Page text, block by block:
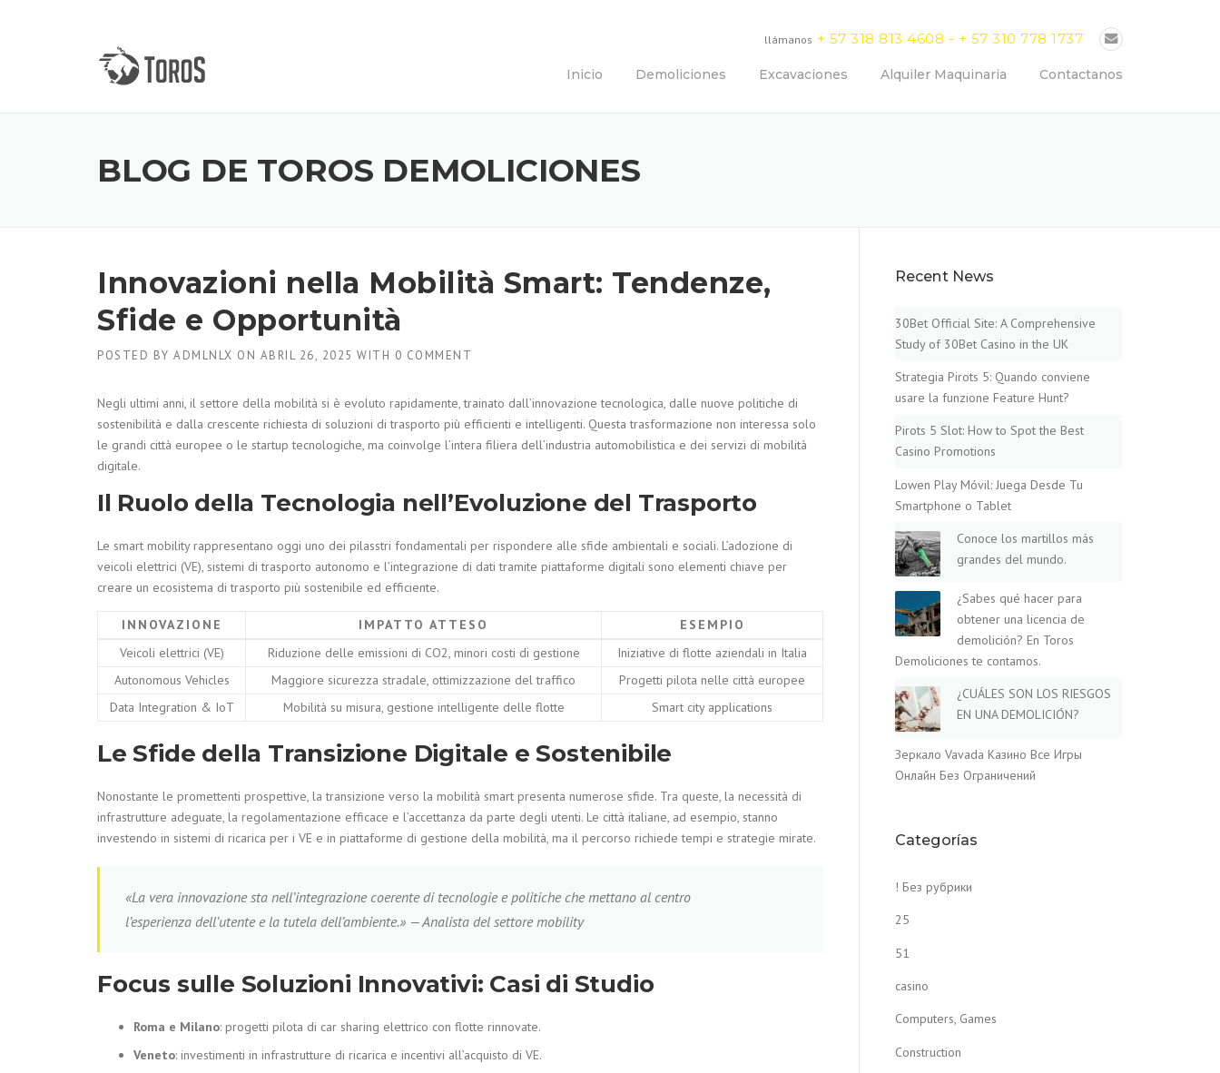
llámanos + 57 318 813 4608 - + 57 310 778 1737
Inicio Demoliciones Excavaciones Alquiler Maquinaria Contactanos
BLOG DE TOROS DEMOLICIONES
Innovazioni nella Mobilità Smart: Tendenze,
Sfide e Opportunità
POSTED BY ADMLNLX ON ABRIL 26, 2025 WITH 0 COMMENT
Negli ultimi anni, il settore della mobilità si è evoluto rapidamente, trainato dall’innovazione tecnologica, dalle nuove politiche di
sostenibilità e dalla crescente richiesta di soluzioni di trasporto più efficienti e intelligenti. Questa trasformazione non interessa solo
le grandi città europee o le startup tecnologiche, ma coinvolge l’intera filiera dell’industria automobilistica e dei servizi di mobilità
digitale.
Il Ruolo della Tecnologia nell’Evoluzione del Trasporto
Le smart mobility rappresentano oggi uno dei pilasstri fondamentali per rispondere alle sfide ambientali e sociali. L’adozione di
veicoli elettrici (VE), sistemi di trasporto autonomo e l’integrazione di dati tramite piattaforme digitali sono elementi chiave per
creare un ecosistema di trasporto più sostenibile ed efficiente.
INNOVAZIONE IMPATTO ATTESO
ESEMPIO
Veicoli elettrici (VE)
Riduzione delle emissioni di CO2, minori costi di gestione
Iniziative di flotte aziendali in Italia
Autonomous Vehicles
Maggiore sicurezza stradale, ottimizzazione del traffico
Progetti pilota nelle città europee
Data Integration & IoT
Mobilità su misura, gestione intelligente delle flotte Smart city applications
Le Sfide della Transizione Digitale e Sostenibile
Nonostante le promettenti prospettive, la transizione verso la mobilità smart presenta numerose sfide. Tra queste, la necessità di
infrastrutture adeguate, la regolamentazione efficace e l’accettanza da parte degli utenti. Le città italiane, ad esempio, stanno
investendo in sistemi di ricarica per i VE e in piattaforme di gestione della mobilità, ma il percorso richiede tempi e strategie mirate.
«La vera innovazione sta nell’integrazione coerente di tecnologie e politiche che mettano al centro
l’esperienza dell’utente e la tutela dell’ambiente.» —Analista del settore mobility
Focus sulle Soluzioni Innovativi: Casi di Studio
Roma e Milano: progetti pilota di car sharing elettrico con flotte rinnovate.
Veneto: investimenti in infrastrutture di ricarica e incentivi all’acquisto di VE.
Recent News
30Bet Official Site: A Comprehensive
Study of 30Bet Casino in the UK
Strategia Pirots 5: Quando conviene
usare la funzione Feature Hunt?
Pirots 5 Slot: How to Spot the Best
Casino Promotions
Lowen Play Móvil: Juega Desde Tu
Smartphone o Tablet
Conoce los martillos más
grandes del mundo.
¿Sabes qué hacer para
obtener una licencia de
demolición? En Toros
Demoliciones te contamos.
¿CUÁLES SON LOS RIESGOS
EN UNA DEMOLICIÓN?
Зеркало Vavada Казино Все Игры
Онлайн Без Ограничений
Categorías
! Без рубрики
25
51
casino
Computers, Games
Construction